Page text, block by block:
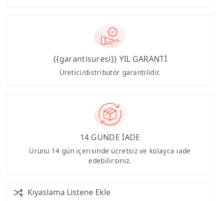
{{garantisuresi}} YIL GARANTİ
Üretici/distribütör garantilidir.
14 GÜNDE İADE
Ürünü 14 gün içerisinde ücretsiz ve kolayca iade
edebilirsiniz.
Kıyaslama Listene Ekle